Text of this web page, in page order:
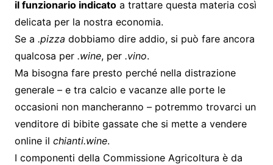
il funzionario indicatoa trattare questa materia così
delicata per la nostra economia.
Se a .pizza dobbiamo dire addio, si può fare ancora
qualcosa per .wine, per .vino.
Ma bisogna fare presto perché nella distrazione
generale – e tra calcio e vacanze alle porte le
occasioni non mancheranno – potremmo trovarci un
venditore di bibite gassate che si mette a vendere
online il chianti.wine.
I componenti della Commissione Agricoltura è da